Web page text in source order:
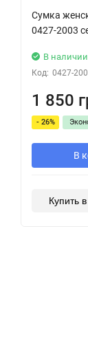
Сумка
0427-2003
В наличии
Код: 0427-
1 850
- 26%
В
Купить